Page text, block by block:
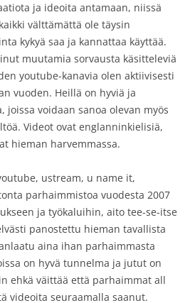
ja ideoita antamaan, niissä
välttämättä ole täysin
kykyä saa ja kannattaa käyttää.
muutamia sorvausta käsitteleviä
youtube-kanavia olen aktiivisesti
vuoden. Heillä on hyviä ja
voidaan sanoa olevan myös
Videot ovat englanninkielisiä,
hieman harvemmassa.
ustream, u name it,
parhaimmistoa vuodesta 2007
ja työkaluihin, aito tee-se-itse
panostettu hieman tavallista
aina ihan parhaimmasta
on hyvä tunnelma ja jutut on
ehkä väittää että parhaimmat all
videoita seuraamalla saanut.